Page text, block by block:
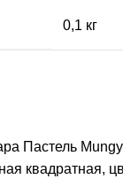
0,1 кг
Пастель
квадратная,